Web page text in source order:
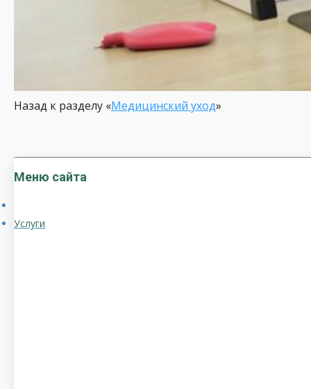
Назад к разделу «Медицинский уход»
Меню сайта
Услуги